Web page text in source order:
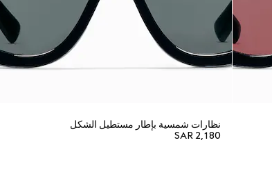
نظارات شمسية بإطار مستطيل الشكل
SAR 2,180